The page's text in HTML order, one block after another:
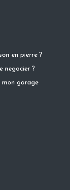
en pierre ?
negocier ?
mon garage